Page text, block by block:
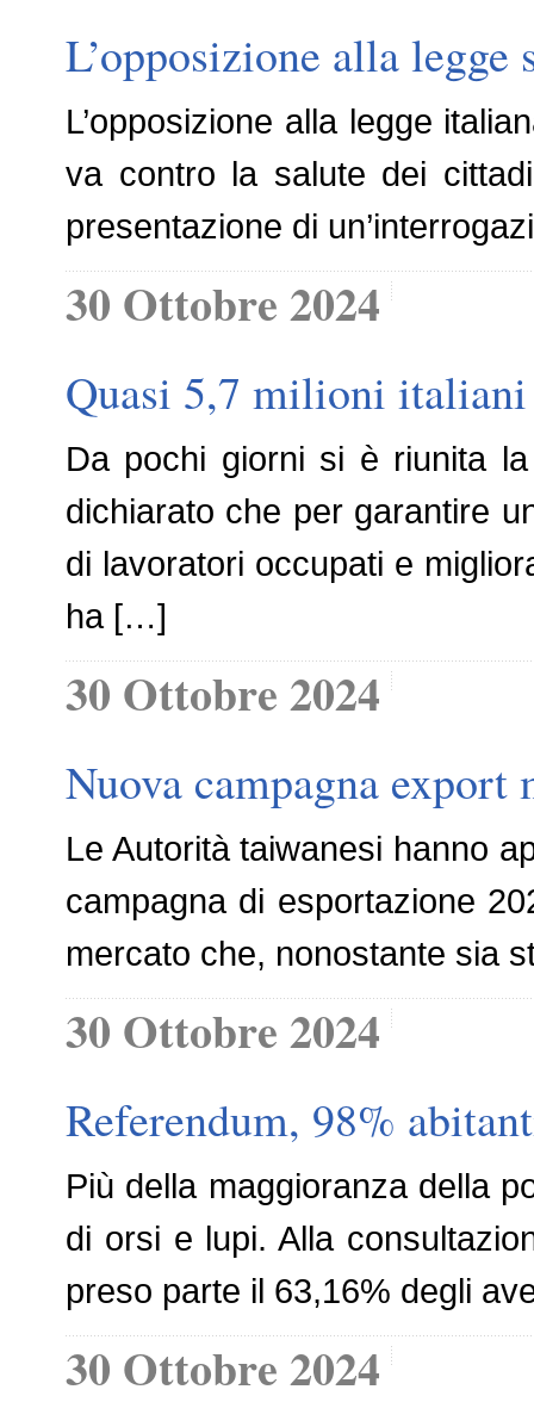
L’opposizione alla
L’opposizione alla legge
va contro la salute dei
presentazione di
30 Ottobre 2024
Quasi 5,7 milioni italiani
Da pochi giorni si è riunita
dichiarato che per garantire
di lavoratori occupati e
ha […]
30 Ottobre 2024
Nuova campagna
Le Autorità taiwanesi hanno
campagna di esportazione
mercato che, nonostante sia
30 Ottobre 2024
Referendum, 98%
Più della maggioranza della
di orsi e lupi. Alla
preso parte il 63,16% degli
30 Ottobre 2024